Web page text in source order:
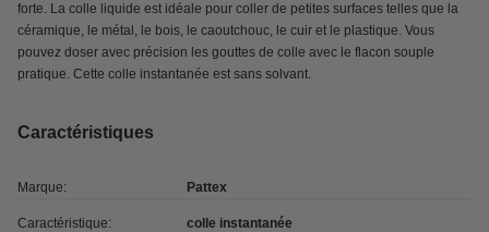
forte. La colle liquide est idéale pour coller de petites surfaces telles que la
céramique, le métal, le bois, le caoutchouc, le cuir et le plastique. Vous
pouvez doser avec précision les gouttes de colle avec le flacon souple
pratique. Cette colle instantanée est sans solvant.
Caractéristiques
Marque: Pattex
Caractéristique: colle instantanée